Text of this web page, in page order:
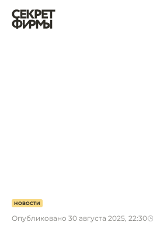
НОВОСТИ
Опубликовано 30 августа 2025, 22:30